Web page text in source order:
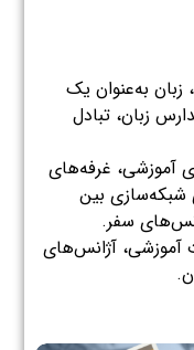
به‌عنوان یک
زبان، تبادل
آموزشی، غرفه‌های
بین
سفر.
آژانس‌های